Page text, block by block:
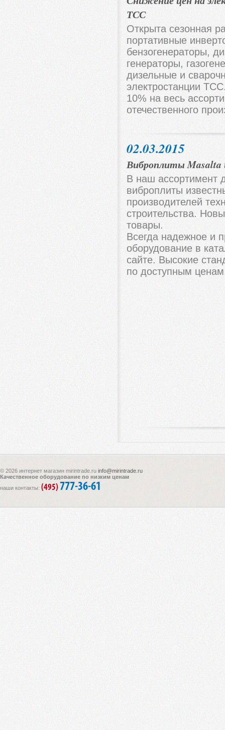
ТСС
Открыта сезонная
портативные
бензогенераторы,
генераторы,
дизельные и
электростанции
10% на весь
отечественного
02.03.2015
Виброплиты Masalta
В наш ассортимент
виброплиты
производителей
строительства.
товары.
Всегда надежное и
оборудование в
сайте. Высокие
по доступным
© 2026 интернет магазин mirintrade.ru info@mirintrade.ru
Качественное оборудование по низким ценам
наши контакты: (495) 777-36-61